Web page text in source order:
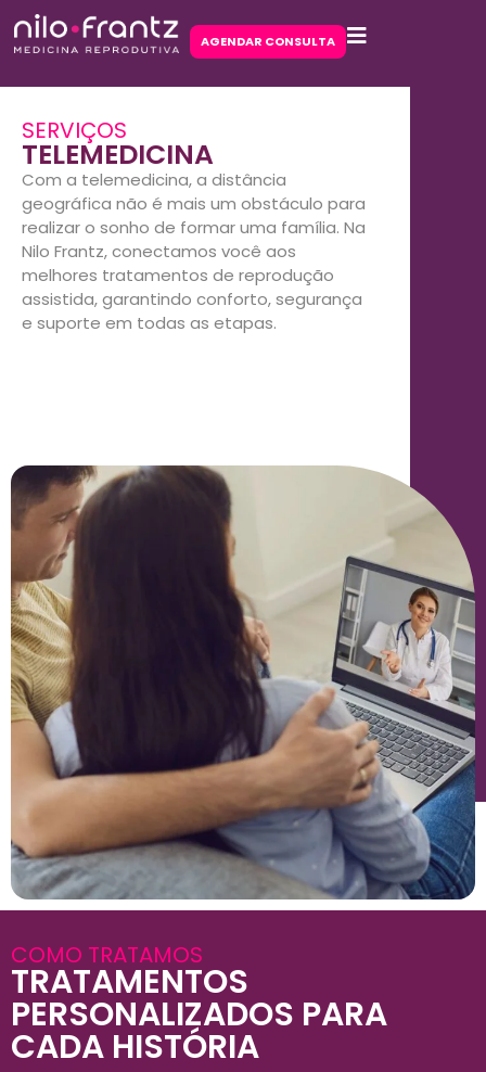
AGENDAR CONSULTA
SERVIÇOS
TELEMEDICINA
Com a telemedicina, a distância
geográfica não é mais um obstáculo para
realizar o sonho de formar uma família. Na
Nilo Frantz, conectamos você aos
melhores tratamentos de reprodução
assistida, garantindo conforto, segurança
e suporte em todas as etapas.
COMO TRATAMOS
TRATAMENTOS
PERSONALIZADOS PARA
CADA HISTÓRIA